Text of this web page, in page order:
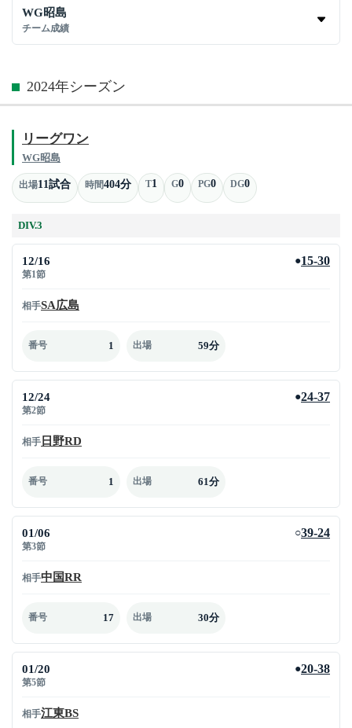
WG昭島
チーム成績
2024年シーズン
リーグワン
WG昭島
出場11試合 時間404分 T1 G0 PG0 DG0
DIV.3
12/16
第1節
●15-30
相手SA広島
番号 1 出場 59分
12/24
第2節
●24-37
相手 日野RD
番号 1 出場 61分
01/06
第3節
○39-24
相手中国RR
番号 17 出場 30分
01/20
第5節
●20-38
相手江東BS